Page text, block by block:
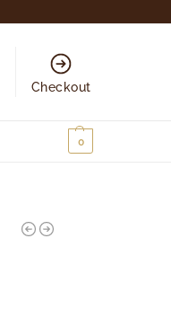
Checkout
0